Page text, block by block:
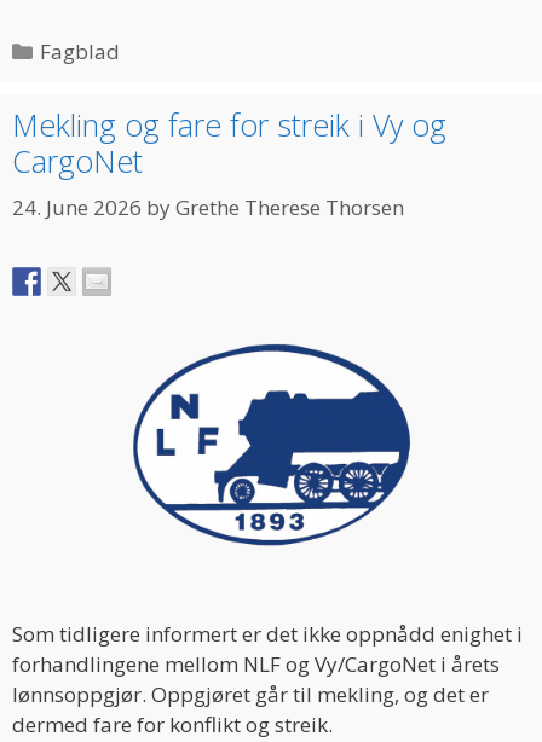
Categories
Fagblad
Mekling og fare for streik i Vy og
CargoNet
24. June 2026 byGrethe Therese Thorsen
Som tidligere informert er det ikke oppnådd enighet i
forhandlingene mellom NLF og Vy/CargoNet i årets
lønnsoppgjør. Oppgjøret går til mekling, og det er
dermed fare for konflikt og streik.